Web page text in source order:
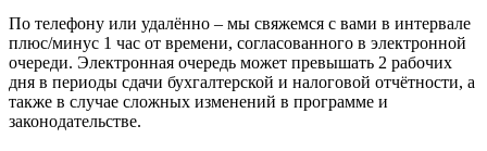
По телефону или удалённо – мы свяжемся с вами в интервале
плюс/минус 1 час от времени, согласованного в электронной
очереди. Электронная очередь может превышать 2 рабочих
дня в периоды сдачи бухгалтерской и налоговой отчётности, а
также в случае сложных изменений в программе и
законодательстве.